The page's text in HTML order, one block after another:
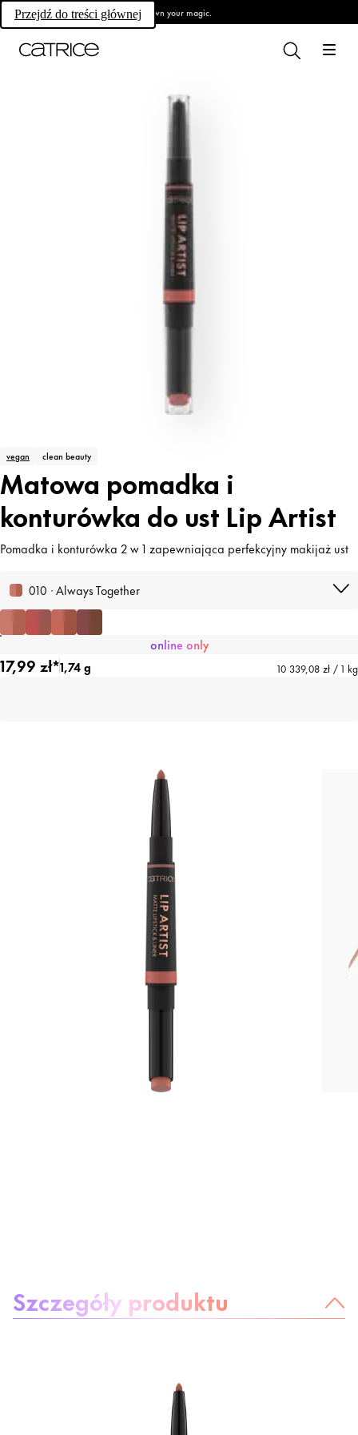
Przejdź do treści głównej Own your magic.
vegan clean beauty
Matowa pomadka i
konturówka do ust Lip Artist
Pomadka i konturówka 2 w 1 zapewniająca perfekcyjny makijaż ust
010 · Always Together
online only
17,99 zł*1,74 g 10 339,08 zł / 1 kg
Szczegóły produktu